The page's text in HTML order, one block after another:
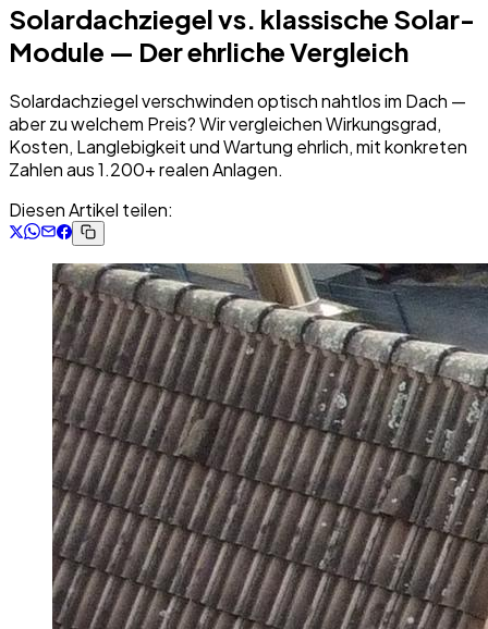
Solardachziegel vs. klassische Solar-
Module — Der ehrliche Vergleich
Solardachziegel verschwinden optisch nahtlos im Dach —
aber zu welchem Preis? Wir vergleichen Wirkungsgrad,
Kosten, Langlebigkeit und Wartung ehrlich, mit konkreten
Zahlen aus 1.200+ realen Anlagen.
Diesen Artikel teilen: